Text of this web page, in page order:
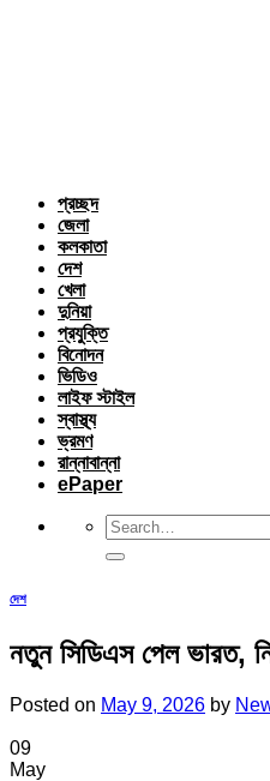
প্রচ্ছদ
জেলা
কলকাতা
দেশ
খেলা
দুনিয়া
প্রযুক্তি
বিনোদন
ভিডিও
লাইফ স্টাইল
স্বাস্থ্য
ভ্রমণ
রান্নাবান্না
ePaper
দেশ
নতুন সিডিএস পেল ভারত,
Posted on May 9, 2026 by
09
May